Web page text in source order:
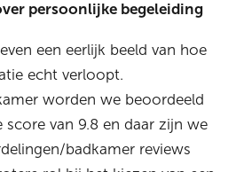
persoonlijke begeleiding
een eerlijk beeld van hoe
echt verloopt.
worden we beoordeeld
score van 9.8 en daar zijn we
badkamer reviews